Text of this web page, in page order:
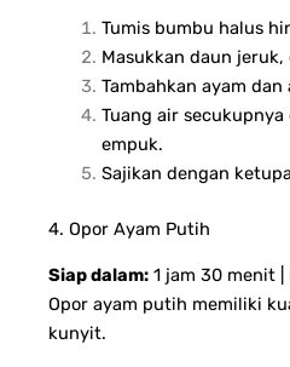
Tumis bumbu halus
Masukkan daun
Tambahkan ayam
Tuang air
empuk.
Sajikan dengan
4. Opor Ayam Putih
Siap dalam: 1 jam 30 menit |
Opor ayam putih memiliki
kunyit.